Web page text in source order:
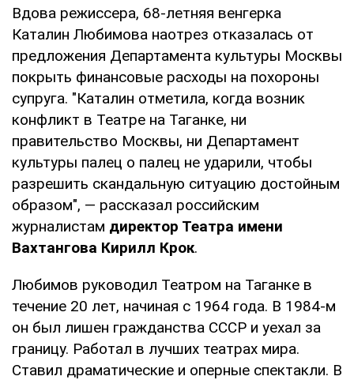
Вдова режиссера, 68-летняя венгерка
Каталин Любимова наотрез отказалась от
предложения Департамента культуры Москвы
покрыть финансовые расходы на похороны
супруга. "Каталин отметила, когда возник
конфликт в Театре на Таганке, ни
правительство Москвы, ни Департамент
культуры палец о палец не ударили, чтобы
разрешить скандальную ситуацию достойным
образом", — рассказал российским
журналистам директор Театра имени
Вахтангова Кирилл Крок.
Любимов руководил Театром на Таганке в
течение 20 лет, начиная с 1964 года. В 1984-м
он был лишен гражданства СССР и уехал за
границу. Работал в лучших театрах мира.
Ставил драматические и оперные спектакли. В